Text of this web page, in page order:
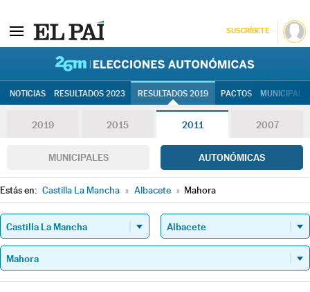
SUSCRÍBETE
NOTICIAS RESULTADOS 2023 RESULTADOS 2019 PACTOS
2019 2015 2011 2007
MUNICIPALES AUTONÓMICAS
Estás en: Castilla La Mancha » Albacete » Mahora